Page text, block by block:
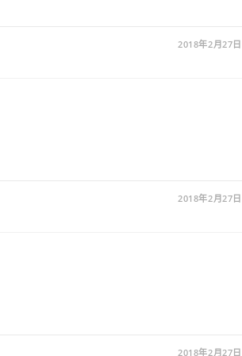
2018年2月27日
2018年2月27日
2018年2月27日